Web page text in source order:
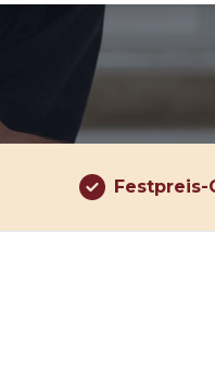
Festpreis-